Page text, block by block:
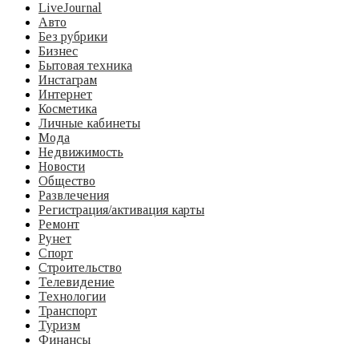
LiveJournal
Авто
Без рубрики
Бизнес
Бытовая техника
Инстаграм
Интернет
Косметика
Личные кабинеты
Мода
Недвижимость
Новости
Общество
Развлечения
Регистрация/активация карты
Ремонт
Рунет
Спорт
Строительство
Телевидение
Технологии
Транспорт
Туризм
Финансы